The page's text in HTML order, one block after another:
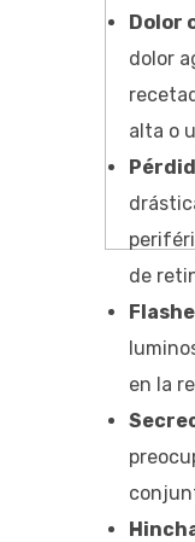
Dolor
dolor
alta o
de
en la